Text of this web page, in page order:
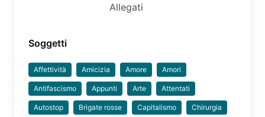
Allegati
Soggetti
Affettività Amicizia Amore Amori
Antifascismo Appunti Arte Attentati
Autostop Brigate rosse Capitalismo Chirurgia